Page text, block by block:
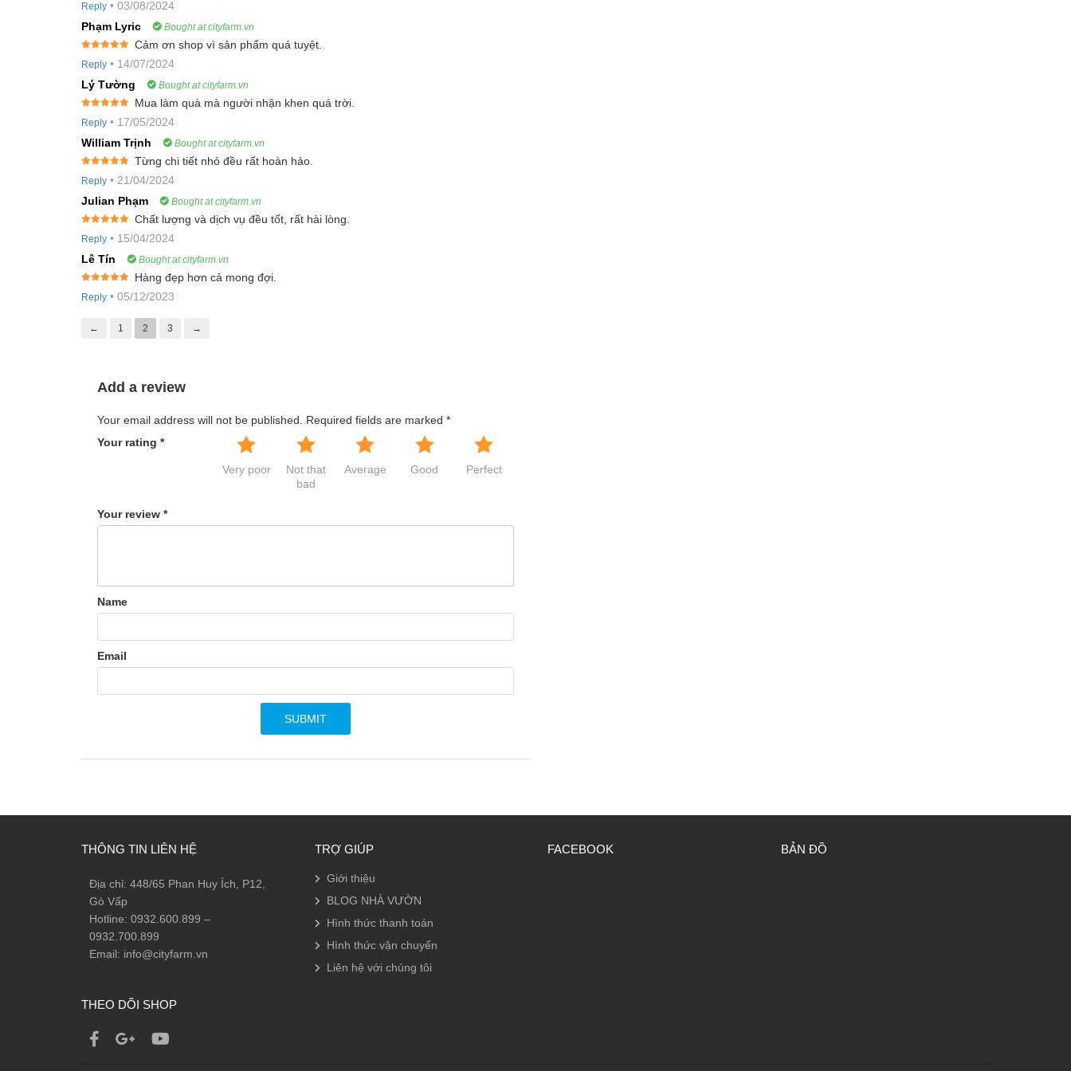
Hướng dẫn bảo quản:
Kín: Dụng cụ bảo quản có nắp đậy, tránh tiếp xúc với mầm bệnh.
Khô: Hạt giống cần được phơi khô và bảo quản hạt giống rau trồng tại nơi khô ráo, tránh ẩm ướt, tránh cho hạt không bị hút ẩm ảnh
hưởng đến năng suất gieo trồng.
Mát: Nhiệt độ bảo quản tốt nhất từ 20-22oC bởi nhiệt độ cao làm hạt giống hô hấp mạnh, tiêu hao nhanh các chất dinh dưỡng dự
trữ, giảm sức sống của cây trồng. Vì vậy, nơi bảo quản cần thông thoáng, mát mẻ.
Sạch: Bảo đảm hạt giống đã được làm sạch trước khi cất giữ trong hộp lưu trữ.
of 5
Reply • 03/08/2024
Phạm Lyric
Bought at cityfarm.vn
of 5
Cảm ơn shop vì sản phẩm quá tuyệt.
Reply • 14/07/2024
Lý Tường
Bought at cityfarm.vn
of 5
Mua làm quà mà người nhận khen quá trời.
Reply • 17/05/2024
William Trịnh
Bought at cityfarm.vn
of 5
Từng chi tiết nhỏ đều rất hoàn hảo.
Reply • 21/04/2024
Julian Phạm
Bought at cityfarm.vn
of 5
Chất lượng và dịch vụ đều tốt, rất hài lòng.
Reply • 15/04/2024
Lê Tín
Bought at cityfarm.vn
of 5
Hàng đẹp hơn cả mong đợi.
Reply • 05/12/2023
← 1 2 3 →
Add a review
Your email address will not be published. Required fields are marked *
Your rating *
Very poor
Not that
bad
Average Good Perfect
Your review *
Name
Email
THÔNG TIN LIÊN HỆ
Địa chỉ: 448/65 Phan Huy Ích, P12,
Gò Vấp
Hotline: 0932.600.899 –
0932.700.899
Email: info@cityfarm.vn
THEO DÕI SHOP
TRỢ GIÚP
Giới thiệu
BLOG NHÀ VƯỜN
Hình thức thanh toán
Hình thức vận chuyển
Liên hệ với chúng tôi
FACEBOOK BẢN ĐỒ